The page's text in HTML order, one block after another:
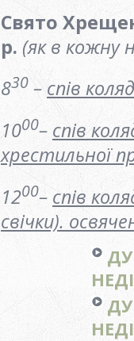
Свято
р. (як в кожну
830 –спів
1000– спів
хрестильної
1200– спів
свічки).